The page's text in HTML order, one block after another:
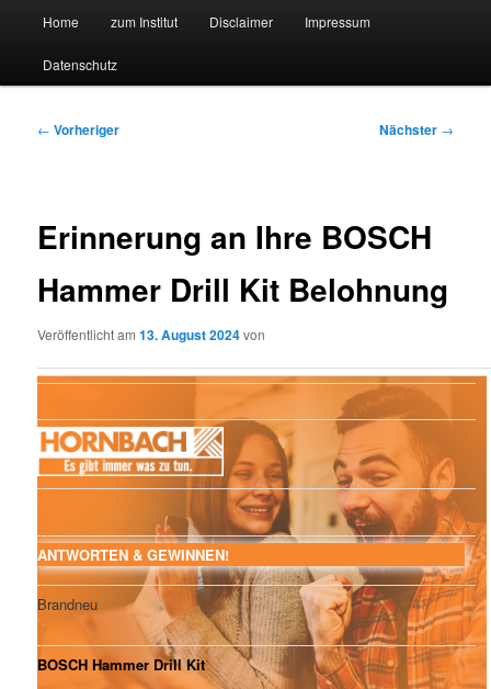
Suchmaschine Forschung und
Technologie
Zum
primären
Zum
sekundären
Home zum Institut Disclaimer Impressum
Datenschutz
Beitragsnavigation
← Vorheriger Nächster →
Erinnerung an Ihre BOSCH
Hammer Drill Kit Belohnung
Veröffentlicht am13. August 2024von
ANTWORTEN & GEWINNEN!
Brandneu
BOSCH Hammer Drill Kit